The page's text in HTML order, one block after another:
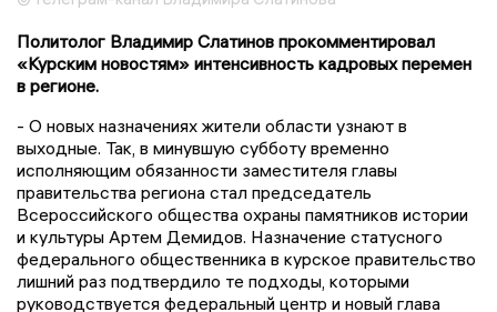
Политолог Владимир Слатинов прокомментировал
«Курским новостям» интенсивность кадровых перемен
в регионе.
- О новых назначениях жители области узнают в
выходные. Так, в минувшую субботу временно
исполняющим обязанности заместителя главы
правительства региона стал председатель
Всероссийского общества охраны памятников истории
и культуры Артем Демидов. Назначение статусного
федерального общественника в курское правительство
лишний раз подтвердило те подходы, которыми
руководствуется федеральный центр и новый глава